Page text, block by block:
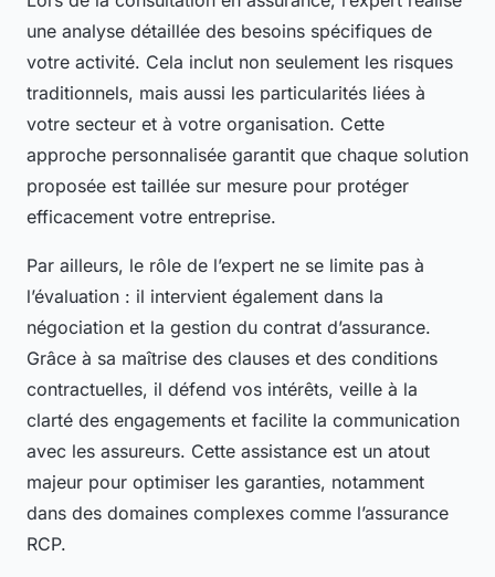
une analyse détaillée des besoins spécifiques de
votre activité. Cela inclut non seulement les risques
traditionnels, mais aussi les particularités liées à
votre secteur et à votre organisation. Cette
approche personnalisée garantit que chaque solution
proposée est taillée sur mesure pour protéger
efficacement votre entreprise.
Par ailleurs, le rôle de l’expert ne se limite pas à
l’évaluation : il intervient également dans la
négociation et la gestion du contrat d’assurance.
Grâce à sa maîtrise des clauses et des conditions
contractuelles, il défend vos intérêts, veille à la
clarté des engagements et facilite la communication
avec les assureurs. Cette assistance est un atout
majeur pour optimiser les garanties, notamment
dans des domaines complexes comme l’assurance
RCP.